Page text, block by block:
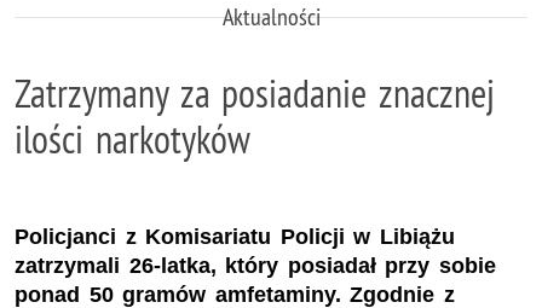
Aktualności
Zatrzymany za posiadanie znacznej
ilości narkotyków
Policjanci z Komisariatu Policji w Libiążu
zatrzymali 26-latka, który posiadał przy sobie
ponad 50 gramów amfetaminy. Zgodnie z